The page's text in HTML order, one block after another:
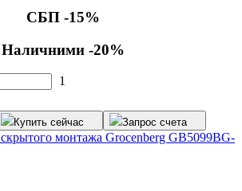
СБП -15%
Наличними -20%
1
Купить сейчас Запрос счета